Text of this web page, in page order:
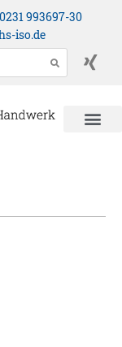
0231 993697-30
iso.de